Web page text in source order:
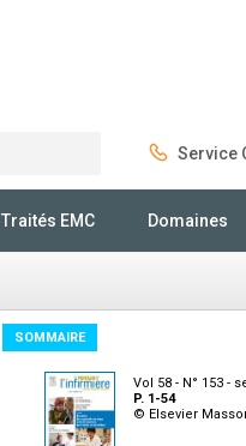
Service
Traités EMC Domaines
SOMMAIRE
Vol 58 - N° 153 -
P. 1-54
© Elsevier